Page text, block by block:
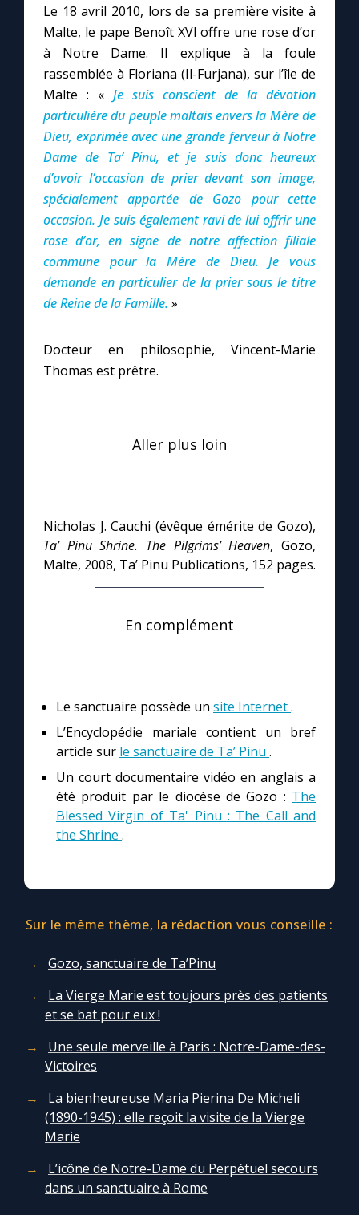
Le 18 avril 2010, lors de sa première visite à
Malte, le pape Benoît XVI offre une rose d’or
à Notre Dame. Il explique à la foule
rassemblée à Floriana (Il-Furjana), sur l’île de
Malte : « Je suis conscient de la dévotion
particulière du peuple maltais envers la Mère de
Dieu, exprimée avec une grande ferveur à Notre
Dame de Ta’ Pinu, et je suis donc heureux
d’avoir l’occasion de prier devant son image,
spécialement apportée de Gozo pour cette
occasion. Je suis également ravi de lui offrir une
rose d’or, en signe de notre affection filiale
commune pour la Mère de Dieu. Je vous
demande en particulier de la prier sous le titre
de Reine de la Famille. »
Docteur en philosophie, Vincent-Marie
Thomas est prêtre.
Aller plus loin
Nicholas J. Cauchi (évêque émérite de Gozo),
Ta’ Pinu Shrine. The Pilgrims’ Heaven, Gozo,
Malte, 2008, Ta’ Pinu Publications, 152 pages.
En complément
Le sanctuaire possède un site Internet.
L’Encyclopédie mariale contient un bref
article sur le sanctuaire de Ta’ Pinu .
Un court documentaire vidéo en anglais a
été produit par le diocèse de Gozo : The
Blessed Virgin of Ta' Pinu : The Call and
the Shrine .
Sur le même thème, la rédaction vous conseille :
Gozo, sanctuaire de Ta’Pinu
La Vierge Marie est toujours près des patients
et se bat pour eux !
Une seule merveille à Paris : Notre-Dame-des-
Victoires
La bienheureuse Maria Pierina De Micheli
(1890-1945) : elle reçoit la visite de la Vierge
Marie
L’icône de Notre-Dame du Perpétuel secours
dans un sanctuaire à Rome